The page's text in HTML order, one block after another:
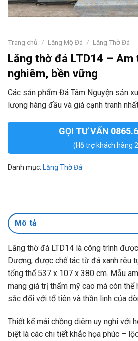
Trang chủ / Lăng Mộ Đá / Lăng Thờ Đá
Lăng thờ đá LTD14 –
nghiêm, bền vững
Các sản phẩm Đá Tâm Nguyện sản
lượng hàng đầu và giá cạnh tranh
GỌI TƯ VẤN
(Hỗ trợ khách hàng
Danh mục: Lăng Thờ Đá
Mô tả
Lăng thờ đá LTD14 là công trình
Dương, được chế tác từ đá xanh rêu
tổng thể 537 x 107 x 380 cm. Mẫu
mang giá trị thẩm mỹ cao mà còn thể
sắc đối với tổ tiên và thần linh của
Thiết kế mái chồng diêm uy nghi với
biệt là các chi tiết khắc họa phúc –